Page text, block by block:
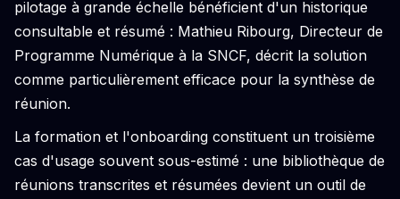
pilotage à grande échelle bénéficient d'un historique
consultable et résumé : Mathieu Ribourg, Directeur de
Programme Numérique à la SNCF, décrit la solution
comme particulièrement efficace pour la synthèse de
réunion.
La formation et l'onboarding constituent un troisième
cas d'usage souvent sous-estimé : une bibliothèque de
réunions transcrites et résumées devient un outil de